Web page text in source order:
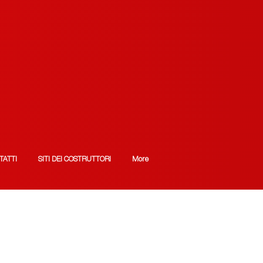
SITI DEI COSTRUTTORI More